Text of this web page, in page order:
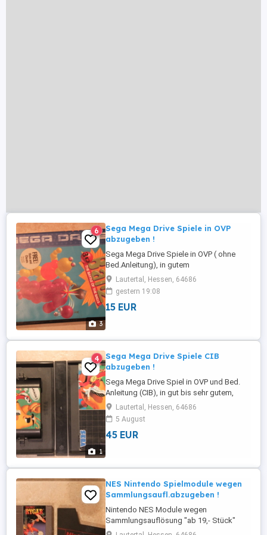
3
6
Sega Mega Drive Spiele in OVP
abzugeben !
Sega Mega Drive Spiele in OVP ( ohne
Bed.Anleitung), in gutem
funktionsfähigem Zustand abzugeben !
Zustand siehe Bilder. Folgendes Spiel ist
noch zu haben : Ballz 3 D 15,- Talmit s
Adventure " Verkauft " Sonic 2 "Verkauft"
Lautertal, Hessen, 64686
gestern 19:08
15 EUR
1
4
Sega Mega Drive Spiele CIB
abzugeben !
Sega Mega Drive Spiel in OVP und Bed.
Anleitung (CIB), in gut bis sehr gutem,
funktionsfähigem Zustand abzugeben !
Zustand siehe Bilder. Folgende Spiele
sind noch zu haben : Toe Jam & Earl 45,-
Haunting "Verkauft " Lemmings 2 "
...
Lautertal, Hessen, 64686
5 August
45 EUR
NES Nintendo Spielmodule wegen
Sammlungsaufl.abzugeben !
Nintendo NES Module wegen
Sammlungsauflösung "ab 19,- Stück"
abzugeben !Zustand siehe Bilder,alle